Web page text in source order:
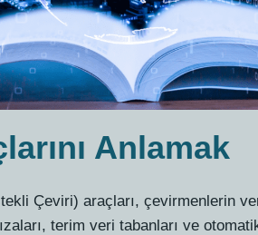
Anlamak
Çeviri) araçları, çevirmenlerin
terim veri tabanları ve